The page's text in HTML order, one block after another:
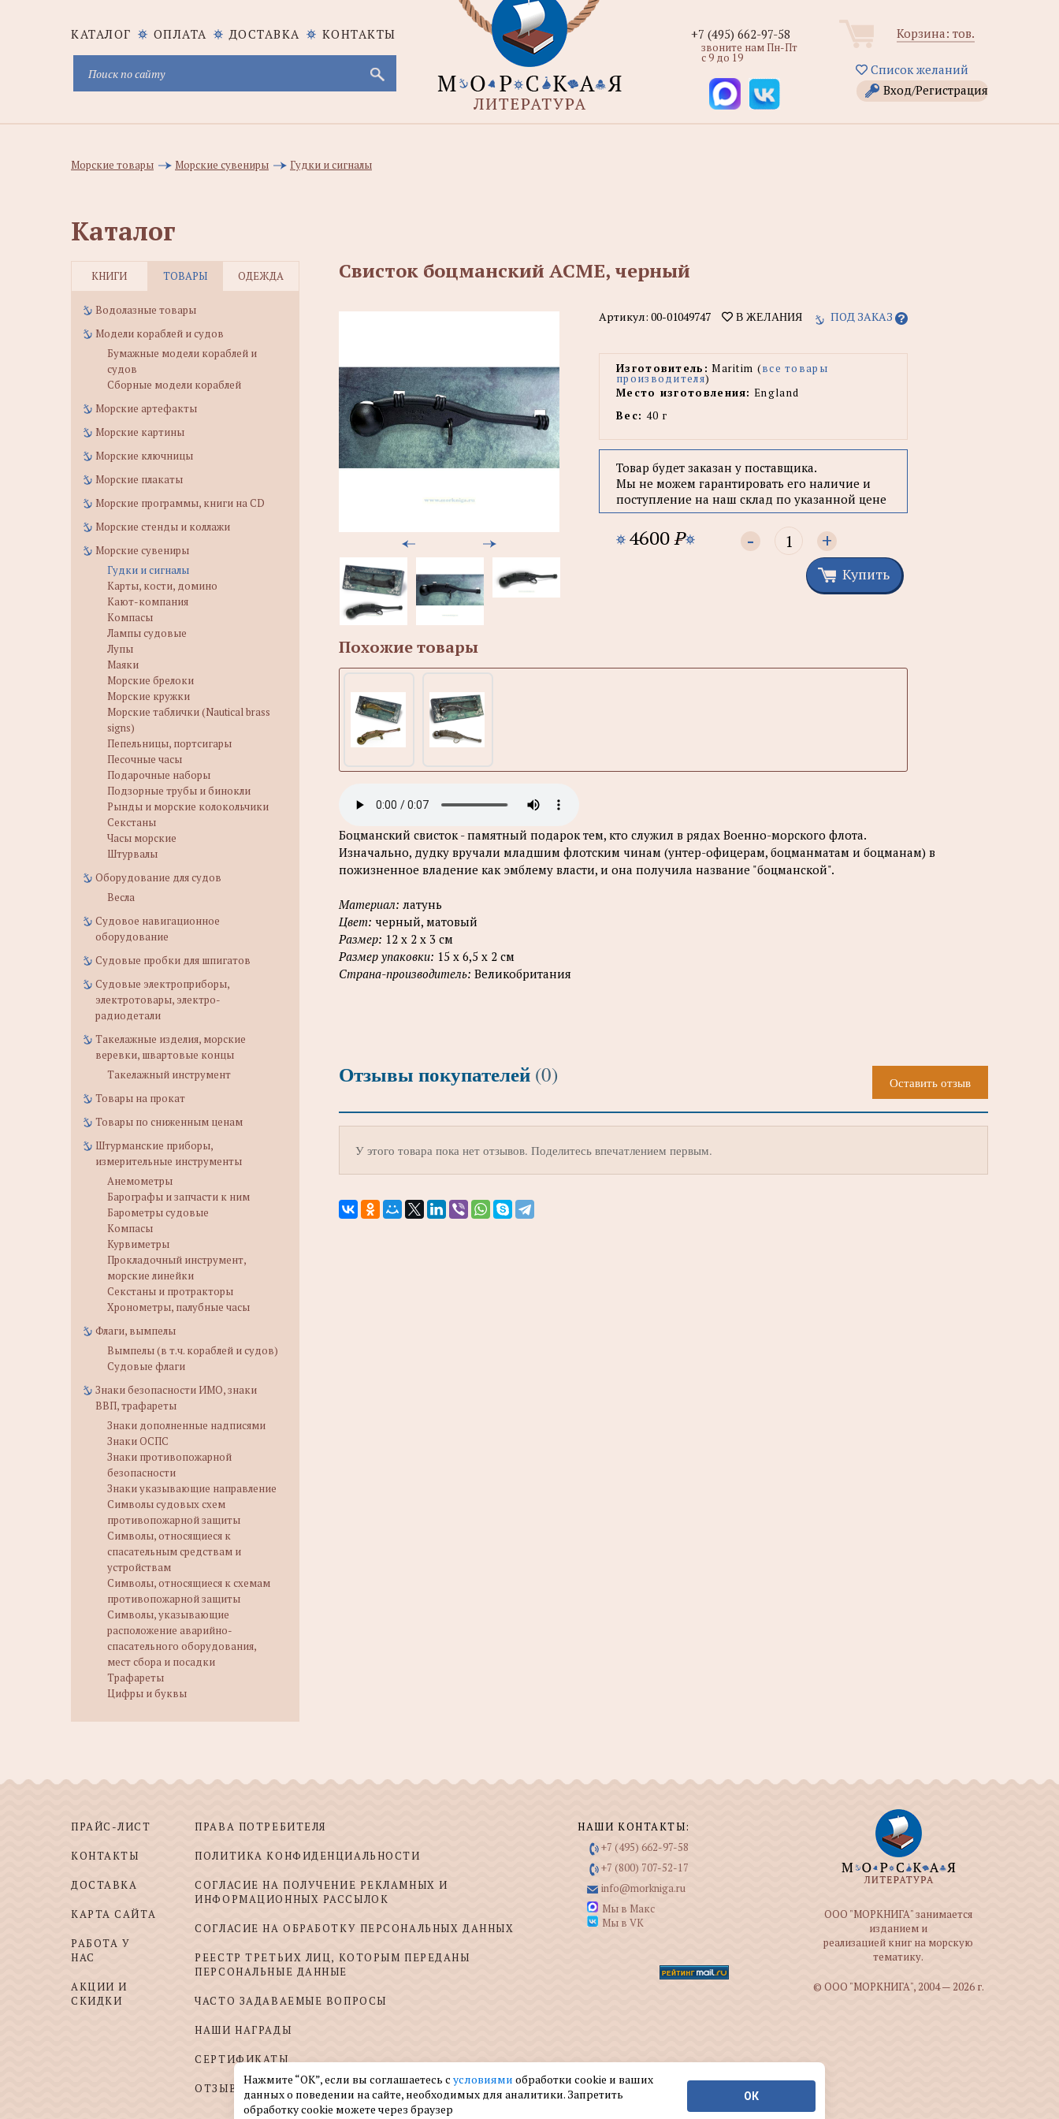
КАТАЛОГ ОПЛАТА ДОСТАВКА КОНТАКТЫ Корзина: тов.
Список желаний
Вход/Регистрация
+7 (495) 662-97-58
звоните нам Пн-Пт
с 9 до 19
Морские товары Морские сувениры Гудки и сигналы
Каталог
КНИГИ ТОВАРЫ ОДЕЖДА
Водолазные товары
Модели кораблей и судов
Бумажные модели кораблей и
судов
Сборные модели кораблей
Морские артефакты
Морские картины
Морские ключницы
Морские плакаты
Морские программы, книги на CD
Морские стенды и коллажи
Морские сувениры
Гудки и сигналы
Карты, кости, домино
Кают-компания
Компасы
Лампы судовые
Лупы
Маяки
Морские брелоки
Морские кружки
Морские таблички (Nautical brass
signs)
Пепельницы, портсигары
Песочные часы
Подарочные наборы
Подзорные трубы и бинокли
Рынды и морские колокольчики
Секстаны
Часы морские
Штурвалы
Оборудование для судов
Весла
Судовое навигационное
оборудование
Судовые пробки для шпигатов
Судовые электроприборы,
электротовары, электро-
радиодетали
Такелажные изделия, морские
веревки, швартовые концы
Такелажный инструмент
Товары на прокат
Товары по сниженным ценам
Штурманские приборы,
измерительные инструменты
Анемометры
Барографы и запчасти к ним
Барометры судовые
Компасы
Курвиметры
Прокладочный инструмент,
морские линейки
Секстаны и протракторы
Хронометры, палубные часы
Флаги, вымпелы
Вымпелы (в т.ч. кораблей и судов)
Судовые флаги
Знаки безопасности ИМО, знаки
ВВП, трафареты
Знаки дополненные надписями
Знаки ОСПС
Знаки противопожарной
безопасности
Знаки указывающие направление
Символы судовых схем
противопожарной защиты
Символы, относящиеся к
спасательным средствам и
устройствам
Символы, относящиеся к схемам
противопожарной защиты
Символы, указывающие
расположение аварийно-
спасательного оборудования,
мест сбора и посадки
Трафареты
Цифры и буквы
Свисток боцманский ACME, черный
Артикул: 00-01049747 В ЖЕЛАНИЯ ПОД ЗАКАЗ
Изготовитель: Maritim (все товары
производителя)
Место изготовления: England
Вес: 40 г
Товар будет заказан у поставщика.
Мы не можем гарантировать его наличие и
поступление на наш склад по указанной цене
4600P - +
Купить
Похожие товары
Боцманский свисток - памятный подарок тем, кто служил в рядах Военно-морского флота.
Изначально, дудку вручали младшим флотским чинам (унтер-офицерам, боцманматам и боцманам) в
пожизненное владение как эмблему власти, и она получила название "боцманской".
Материал: латунь
Цвет: черный, матовый
Размер: 12 х 2 х 3 см
Размер упаковки: 15 х 6,5 х 2 см
Страна-производитель: Великобритания
Отзывы покупателей (0) Оставить отзыв
У этого товара пока нет отзывов. Поделитесь впечатлением первым.
ПРАЙС-ЛИСТ
КОНТАКТЫ
ДОСТАВКА
КАРТА САЙТА
РАБОТА У
НАС
АКЦИИ И
СКИДКИ
ПРАВА ПОТРЕБИТЕЛЯ
ПОЛИТИКА КОНФИДЕНЦИАЛЬНОСТИ
СОГЛАСИЕ НА ПОЛУЧЕНИЕ РЕКЛАМНЫХ И
ИНФОРМАЦИОННЫХ РАССЫЛОК
СОГЛАСИЕ НА ОБРАБОТКУ ПЕРСОНАЛЬНЫХ ДАННЫХ
РЕЕСТР ТРЕТЬИХ ЛИЦ, КОТОРЫМ ПЕРЕДАНЫ
ПЕРСОНАЛЬНЫЕ ДАННЫЕ
ЧАСТО ЗАДАВАЕМЫЕ ВОПРОСЫ
НАШИ НАГРАДЫ
СЕРТИФИКАТЫ
ОТЗЫВЫ И ПОЖЕЛАНИЯ
НАШИ КОНТАКТЫ:
+7 (495) 662-97-58
+7 (800) 707-52-17
info@morkniga.ru
Мы в Макс
Мы в VK
ООО "МОРКНИГА" занимается
изданием и
реализацией книг на морскую
тематику.
© ООО "МОРКНИГА", 2004 — 2026 г.
Нажмите “ОК”, если вы соглашаетесь с условиями обработки cookie и ваших
данных о поведении на сайте, необходимых для аналитики. Запретить
обработку cookie можете через браузер
ОК